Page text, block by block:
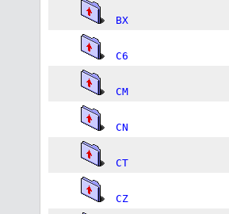
BX
C6
CM
CN
CT
CZ